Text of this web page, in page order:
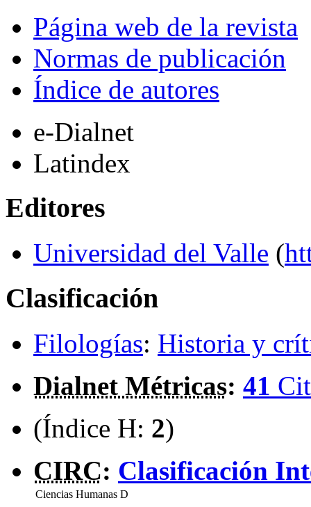
Página web de la revista
Normas de publicación
Índice de autores
e-Dialnet
Latindex
Editores
Universidad del Valle (
Clasificación
Filologías: Historia y
Dialnet Métricas: 41
(Índice H: 2)
CIRC: Clasificación
Ciencias Humanas D